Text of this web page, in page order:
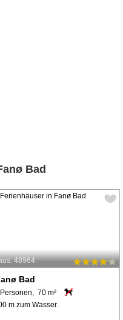
Bad
48964
Bad
70 m²
m zum Wasser.